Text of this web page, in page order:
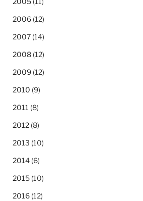
2006(12)
2007(14)
2008(12)
2009(12)
2010 (9)
2011 (8)
2012(8)
2013 (10)
2014(6)
2015(10)
2016(12)